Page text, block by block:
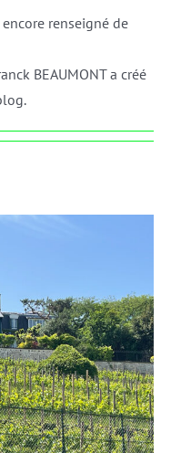
renseigné de
BEAUMONT a créé